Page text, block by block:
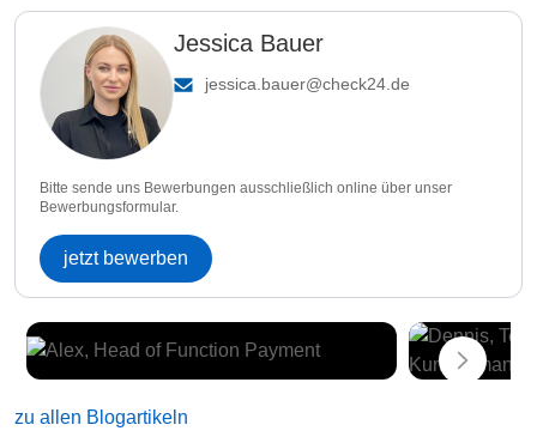
Jessica Bauer
jessica.bauer@check24.de
Bitte sende uns Bewerbungen ausschließlich online über unser
Bewerbungsformular.
jetzt bewerben
zu allen Blogartikeln